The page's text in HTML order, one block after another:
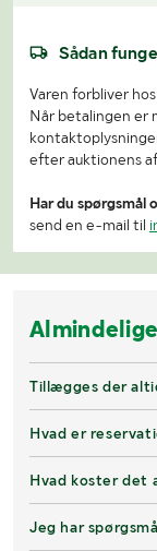
Sådan
Varen forbliver
Når betalingen er
efter auktionens
Har du spørgsmål
send en e-mail til
Tillægges der
Hvad er
Hvad koster det
Jeg har